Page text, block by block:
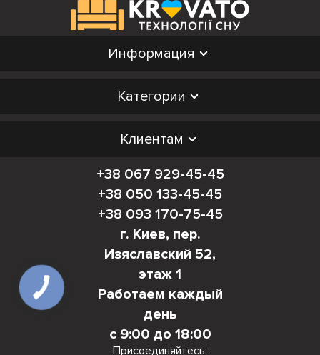
Информация
Категории
Клиентам
+38 067 929-45-45
+38 050 133-45-45
+38 093 170-75-45
г. Киев, пер.
Изяславский 52,
этаж 1
Работаем каждый
день
с 9:00 до 18:00
Присоединяйтесь: